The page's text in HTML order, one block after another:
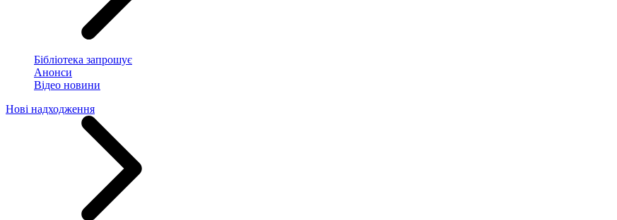
Бібліотека запрошує
Анонси
Відео новини
Нові надходження